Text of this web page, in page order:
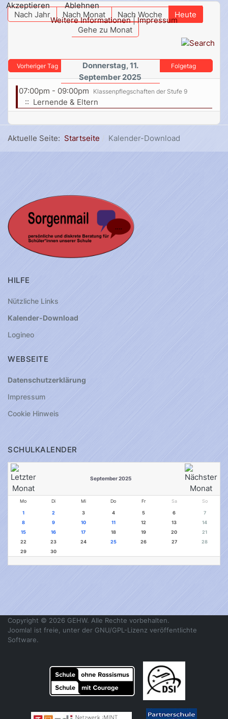
Nach Jahr Nach Monat Nach Woche
Heute
Gehe zu Monat
Vorheriger Tag
Donnerstag, 11.
September 2025
Folgetag
07:00pm - 09:00pm Klassenpflegschaften der Stufe 9
:: Lernende & Eltern
Aktuelle Seite: Startseite Kalender-Download
HILFE
Nützliche Links
Kalender-Download
Logineo
WEBSEITE
Datenschutzerklärung
Impressum
Cookie Hinweis
SCHULKALENDER
September 2025
Mo Di Mi Do Fr Sa So
1 2 3 4 5 6
7
8
9 10 11 12 13
14
15
16 17 18 19 20
21
22
23 24 25 26 27
28
29
30
Copyright © 2026 GEHW. Alle Rechte vorbehalten.
Joomla! ist freie, unter der GNU/GPL-Lizenz veröffentlichte
Software.
Akzeptieren
Ablehnen
Weitere Informationen|Impressum